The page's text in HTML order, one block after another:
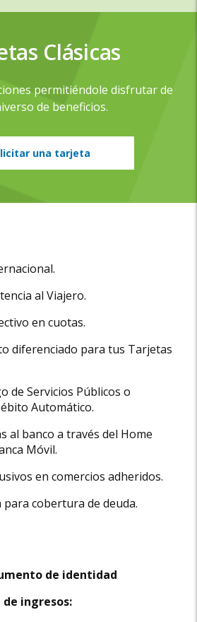
Clásicas
permitiéndole disfrutar de
de beneficios.
una tarjeta
al Viajero.
en cuotas.
diferenciado para tus Tarjetas
de Servicios Públicos o
Automático.
al banco a través del Home
Móvil.
en comercios adheridos.
para cobertura de deuda.
de identidad
ingresos: